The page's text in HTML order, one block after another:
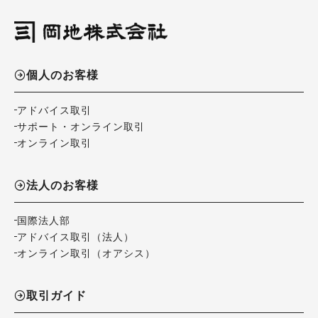
個人のお客様
アドバイス取引
サポート・オンライン取引
オンライン取引
法人のお客様
国際法人部
アドバイス取引（法人）
オンライン取引（オアシス）
取引ガイド